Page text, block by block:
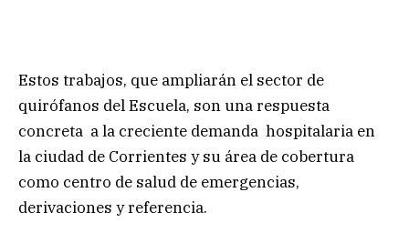
Estos trabajos, que ampliarán el sector de
quirófanos del Escuela, son una respuesta
concreta a la creciente demanda hospitalaria en
la ciudad de Corrientes y su área de cobertura
como centro de salud de emergencias,
derivaciones y referencia.